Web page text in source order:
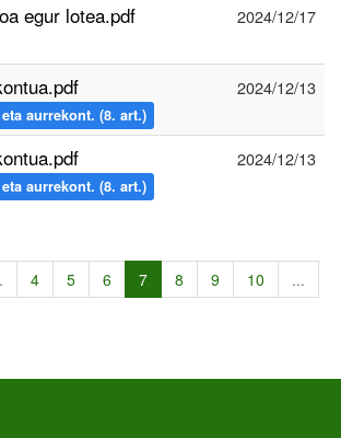
egur lotea.pdf 2024/12/17
aurrekont. (8. art.)
2024/12/13
aurrekont. (8. art.)
2024/12/13
4 5 6 7 8 9 10
...